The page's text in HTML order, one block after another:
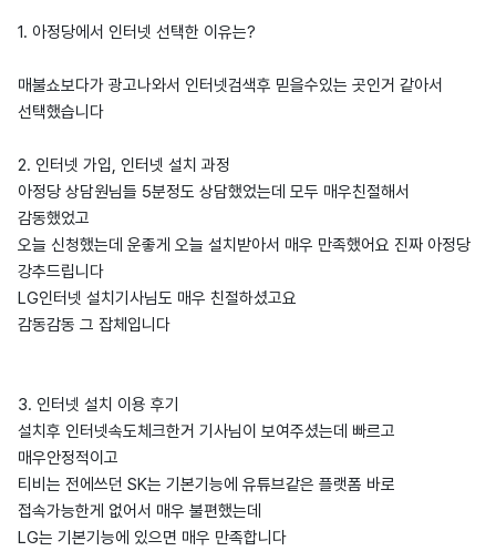
1. 아정당에서 인터넷 선택한 이유는?
매불쇼보다가 광고나와서 인터넷검색후 믿을수있는 곳인거 같아서
선택했습니다
2. 인터넷 가입, 인터넷 설치 과정
아정당 상담원님들 5분정도 상담했었는데 모두 매우친절해서
감동했었고
오늘 신청했는데 운좋게 오늘 설치받아서 매우 만족했어요 진짜 아정당
강추드립니다
LG인터넷 설치기사님도 매우 친절하셨고요
감동감동 그 잡체입니다
3. 인터넷 설치 이용 후기
설치후 인터넷속도체크한거 기사님이 보여주셨는데 빠르고
매우안정적이고
티비는 전에쓰던 SK는 기본기능에 유튜브같은 플랫폼 바로
접속가능한게 없어서 매우 불편했는데
LG는 기본기능에 있으면 매우 만족합니다